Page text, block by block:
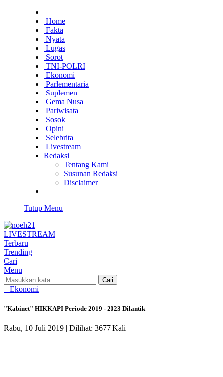
Home
Fakta
Nyata
Lugas
Sorot
TNI-POLRI
Ekonomi
Parlementaria
Suplemen
Gema Nusa
Pariwisata
Sosok
Opini
Selebrita
Livestream
Redaksi
Tentang Kami
Susunan Redaksi
Disclaimer
Tutup Menu
LIVESTREAM
Terbaru
Trending
Cari
Menu
Cari
Ekonomi
"Kabinet" HIKKAPI Periode 2019 - 2023 Dilantik
Rabu, 10 Juli 2019 | Dilihat: 3677 Kali